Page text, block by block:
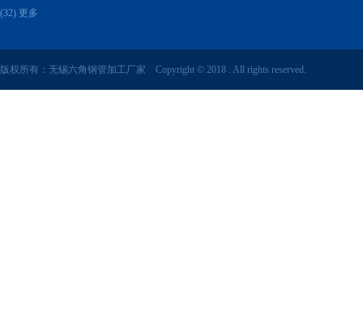
(32) 更多
版权所有：无锡六角钢管加工厂家 Copyright © 2018 . All rights reserved.